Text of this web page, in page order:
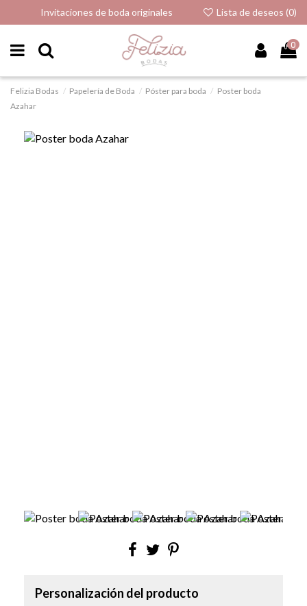
Invitaciones de boda originales Lista de deseos (0)
0
Felizia Bodas Papelería de Boda Póster para boda
Poster boda
Azahar
Personalización del producto